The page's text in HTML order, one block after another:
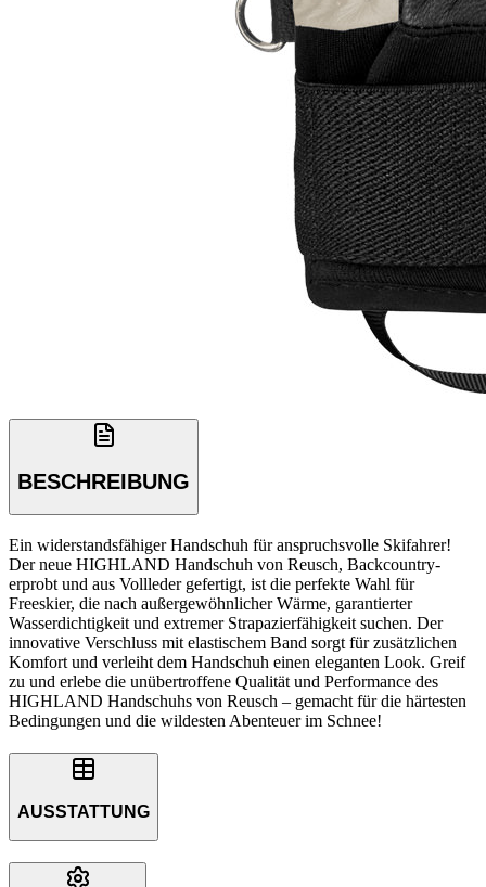
BESCHREIBUNG
Ein widerstandsfähiger Handschuh für anspruchsvolle Skifahrer!
Der neue HIGHLAND Handschuh von Reusch, Backcountry-
erprobt und aus Vollleder gefertigt, ist die perfekte Wahl für
Freeskier, die nach außergewöhnlicher Wärme, garantierter
Wasserdichtigkeit und extremer Strapazierfähigkeit suchen. Der
innovative Verschluss mit elastischem Band sorgt für zusätzlichen
Komfort und verleiht dem Handschuh einen eleganten Look. Greif
zu und erlebe die unübertroffene Qualität und Performance des
HIGHLAND Handschuhs von Reusch – gemacht für die härtesten
Bedingungen und die wildesten Abenteuer im Schnee!
AUSSTATTUNG